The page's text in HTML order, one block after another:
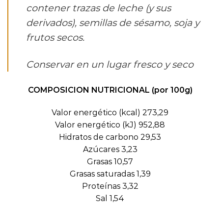
contener trazas de leche (y sus
derivados), semillas de sésamo, soja y
frutos secos.
Conservar en un lugar fresco y seco
COMPOSICION NUTRICIONAL (por 100g)
Valor energético (kcal) 273,29
Valor energético (kJ) 952,88
Hidratos de carbono 29,53
Azúcares 3,23
Grasas 10,57
Grasas saturadas 1,39
Proteínas 3,32
Sal 1,54